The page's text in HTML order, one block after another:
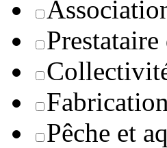
Pêche et